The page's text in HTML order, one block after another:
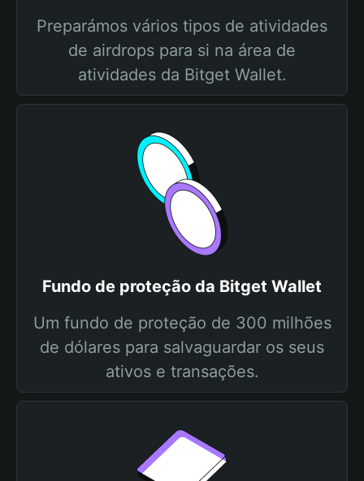
Preparámos vários tipos de atividades
de airdrops para si na área de
atividades da Bitget Wallet.
Fundo de proteção da Bitget Wallet
Um fundo de proteção de 300 milhões
de dólares para salvaguardar os seus
ativos e transações.